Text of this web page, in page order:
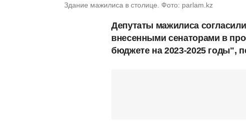
Здание мажилиса в столице. Фото: parlam.kz
Депутаты мажилиса
внесенными сенаторами в
бюджете на 2023-2025 годы",